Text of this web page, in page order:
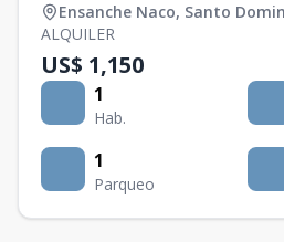
Ensanche Naco, Santo
ALQUILER
US$ 1,150
1
Hab.
1
Parqueo